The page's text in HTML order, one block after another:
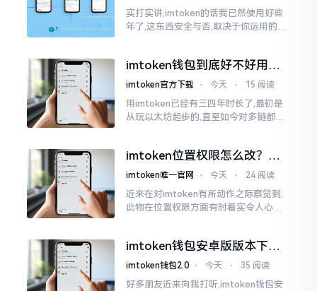
实打实讲,imtoken的话我已然使用好些
年了,这东西安全与否,取决于你运用的方
睹过非常多的人
imtoken钱包到底好不好用？
老玩家说说真实体验
imtoken官方下载 ⋅ 今天 ⋅ 15 阅读
用imtoken已经有三四年时长了,最初是
从玩以太坊起步的,直至如今对多链都有
imtoken位置权限怎么改？手
把手教你搞定
imtoken唯一官网 ⋅ 今天 ⋅ 24 阅读
近来在对imtoken有所动作之际察觉到,
此物在位置权限方面有时着实令人心生
的模样
imtoken钱包安卓版版本下载
安装教程
imtoken钱包2.0 ⋅ 今天 ⋅ 35 阅读
好多朋友近来向我打听,imtoken钱包安